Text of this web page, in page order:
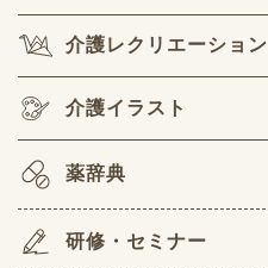
介護レクリエーション
介護イラスト
薬辞典
研修・セミナー